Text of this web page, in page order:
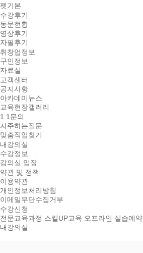
펫기본
수강후기
동문현황
영상후기
자필후기
취창업정보
구인정보
자료실
고객센터
공지사항
아카데미뉴스
교육현장갤러리
1:1문의
자주하는질문
맞춤직업찾기
내강의실
수강정보
강의실 입장
약관 및 정책
이용약관
개인정보처리방침
이메일무단수집거부
수강신청
전문교육과정 스킬UP교육 오프라인 실습예약
내강의실